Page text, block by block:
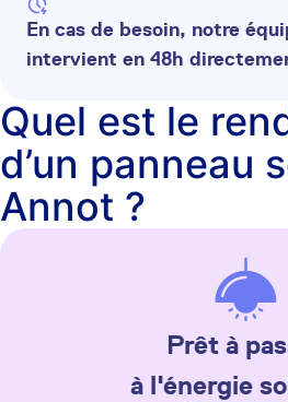
En cas de besoin, notre
intervient en 48h
Quel est le
d’un panneau
Annot ?
Prêt à
à l'énergie